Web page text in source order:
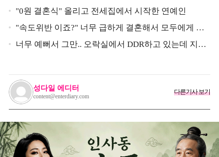
"0원 결혼식" 올리고 전세집에서 시작한 연예인
"속도위반 이죠?" 너무 급하게 결혼해서 모두에게 의
심 받았던 스타
너무 예뻐서 그만.. 오락실에서 DDR하고 있는데 지나
성다일 에디터
content@enterdiary.com
다른기사 보기